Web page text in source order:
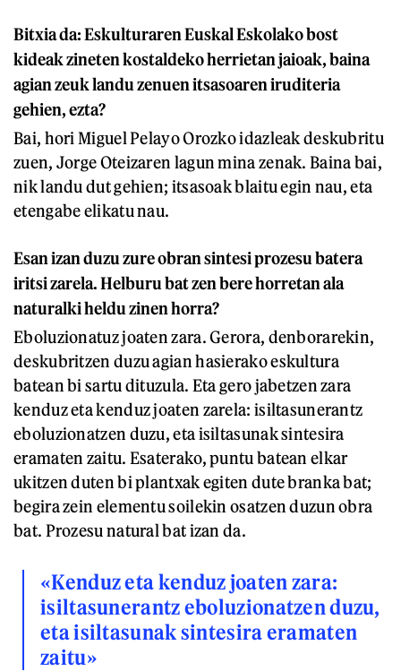
Bitxia da: Eskulturaren Euskal Eskolako bost
kideak zineten kostaldeko herrietan jaioak, baina
agian zeuk landu zenuen itsasoaren iruditeria
gehien, ezta?
Bai, hori Miguel Pelayo Orozko idazleak deskubritu
zuen, Jorge Oteizaren lagun mina zenak. Baina bai,
nik landu dut gehien; itsasoak blaitu egin nau, eta
etengabe elikatu nau.
Esan izan duzu zure obran sintesi prozesu batera
iritsi zarela. Helburu bat zen bere horretan ala
naturalki heldu zinen horra?
Eboluzionatuz joaten zara. Gerora, denborarekin,
deskubritzen duzu agian hasierako eskultura
batean bi sartu dituzula. Eta gero jabetzen zara
kenduz eta kenduz joaten zarela: isiltasunerantz
eboluzionatzen duzu, eta isiltasunak sintesira
eramaten zaitu. Esaterako, puntu batean elkar
ukitzen duten bi plantxak egiten dute branka bat;
begira zein elementu soilekin osatzen duzun obra
bat. Prozesu natural bat izan da.
«Kenduz eta kenduz joaten zara:
isiltasunerantz eboluzionatzen duzu,
eta isiltasunak sintesira eramaten
zaitu»